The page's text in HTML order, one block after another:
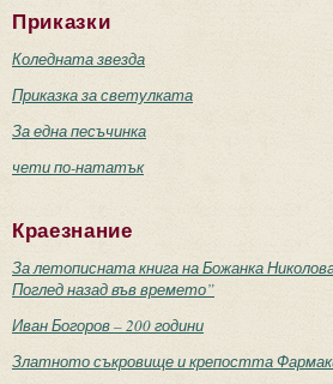
Приказки
Коледната звезда
Приказка за светулката
За една песъчинка
чети по-нататък
Краезнание
За летописната книга на Божанка
Поглед назад във времето”
Иван Богоров – 200 години
Златното съкровище и крепостта